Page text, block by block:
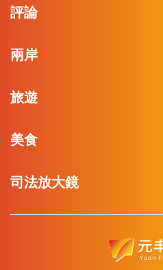
評論
兩岸
旅遊
美食
司法放大鏡